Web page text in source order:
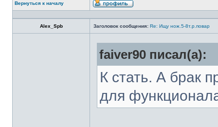
Вернуться к началу
Alex_Spb Заголовок сообщения: Re: Ищу нож.5-8т.р.повар
faiver90 писал(а):
К стать. А брак
для